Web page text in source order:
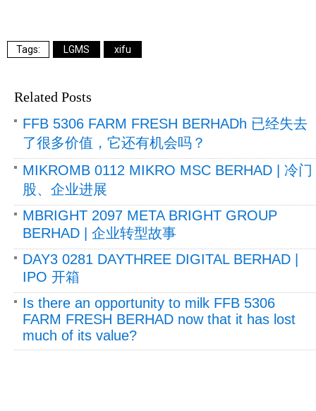
LGMS xifu
Related Posts
FFB 5306 FARM FRESH BERHADh 已经失去
了很多价值，它还有机会吗？
MIKROMB 0112 MIKRO MSC BERHAD | 冷门
股、企业进展
MBRIGHT 2097 META BRIGHT GROUP
BERHAD | 企业转型故事
DAY3 0281 DAYTHREE DIGITAL BERHAD |
IPO 开箱
Is there an opportunity to milk FFB 5306
FARM FRESH BERHAD now that it has lost
much of its value?